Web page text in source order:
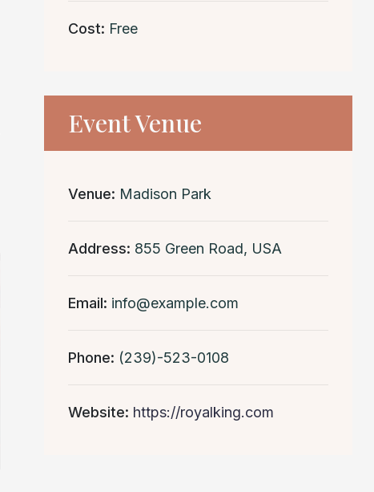
Cost: Free
Event Venue
Venue: Madison Park
Address: 855 Green Road, USA
Email: info@example.com
Phone: (239)-523-0108
Website: https://royalking.com